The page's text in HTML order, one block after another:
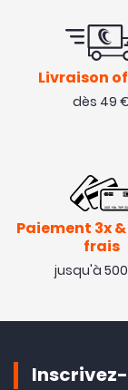
Livraison
dès 49
Paiement 3x
frais
jusqu'à